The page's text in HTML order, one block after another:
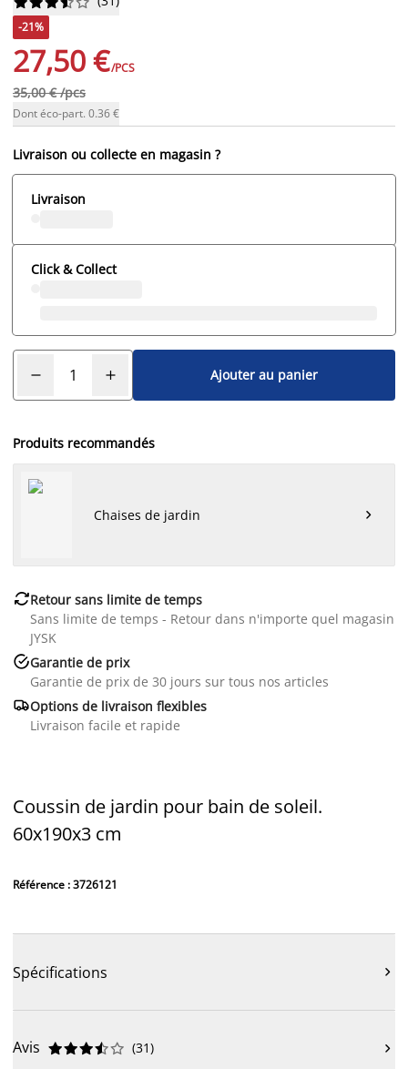
-21%
27,50 €/PCS
35,00 € /pcs
Dont éco-part. 0.36 €
Livraison ou collecte en magasin ?
Livraison
Click & Collect
Ajouter au panier
Produits recommandés
Chaises de jardin 
Retour sans limite de temps
Sans limite de temps - Retour dans n'importe quel magasin
JYSK
Garantie de prix
Garantie de prix de 30 jours sur tous nos articles
Options de livraison flexibles
Livraison facile et rapide
Coussin de jardin pour bain de soleil.
60x190x3 cm
Référence : 3726121
Spécifications 
Avis 




 (31) 